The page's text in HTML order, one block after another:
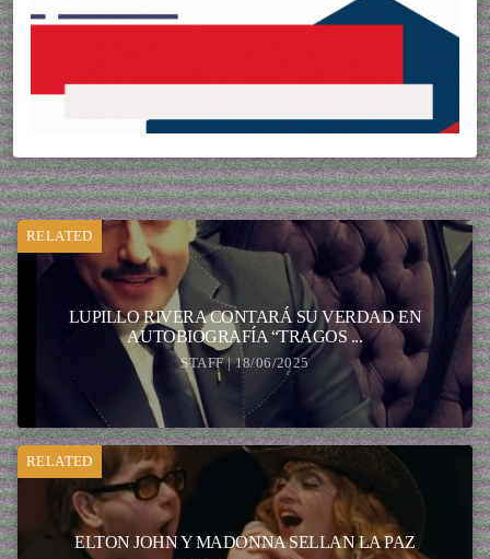
RELATED
LUPILLO RIVERA CONTARÁ SU VERDAD EN
AUTOBIOGRAFÍA “TRAGOS ...
STAFF | 18/06/2025
RELATED
ELTON JOHN Y MADONNA SELLAN LA PAZ